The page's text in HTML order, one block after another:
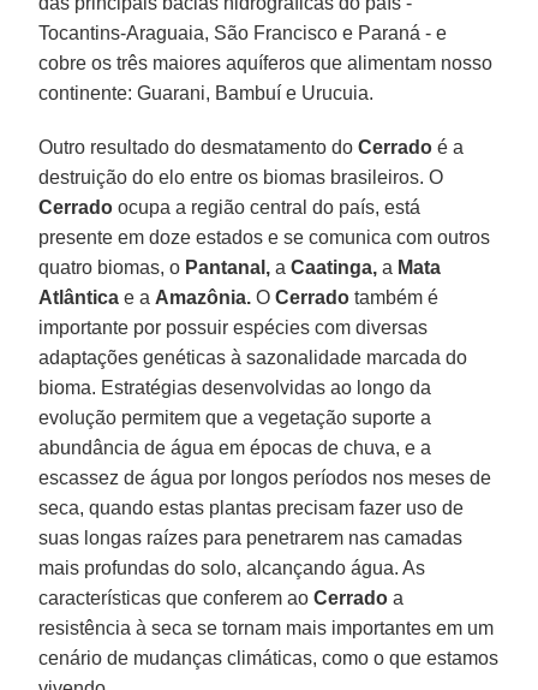
Tocantins-Araguaia, São Francisco e Paraná - e
cobre os três maiores aquíferos que alimentam nosso
continente: Guarani, Bambuí e Urucuia.
Outro resultado do desmatamento doCerrado é a
destruição do elo entre os biomas brasileiros. O
Cerrado ocupa a região central do país, está
presente em doze estados e se comunica com outros
quatro biomas, o Pantanal, aCaatinga, a Mata
Atlântica e a Amazônia. OCerrado também é
importante por possuir espécies com diversas
adaptações genéticas à sazonalidade marcada do
bioma. Estratégias desenvolvidas ao longo da
evolução permitem que a vegetação suporte a
abundância de água em épocas de chuva, e a
escassez de água por longos períodos nos meses de
seca, quando estas plantas precisam fazer uso de
suas longas raízes para penetrarem nas camadas
mais profundas do solo, alcançando água. As
características que conferem aoCerrado a
resistência à seca se tornam mais importantes em um
cenário de mudanças climáticas, como o que estamos